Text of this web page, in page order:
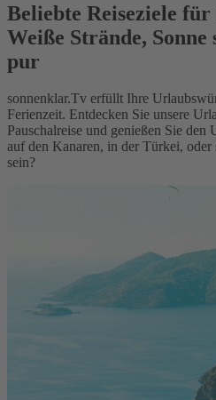
Beliebte Reiseziele für
Weiße Strände,
pur
sonnenklar.Tv erfüllt Ihre
Ferienzeit. Entdecken Sie unsere
Pauschalreise und genießen Sie
auf den Kanaren, in der Türkei,
sein?